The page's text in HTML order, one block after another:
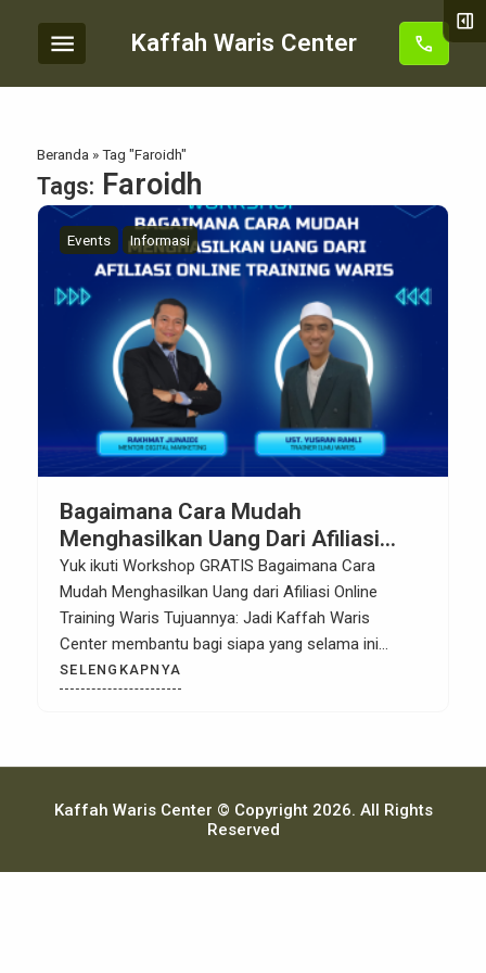
menu Kaffah Waris Center call
Beranda »Tag "Faroidh"
Tags: Faroidh
Events Informasi
Bagaimana Cara Mudah
Menghasilkan Uang Dari Afiliasi
Online Training Waris
Yuk ikuti Workshop GRATIS Bagaimana Cara
Mudah Menghasilkan Uang dari Afiliasi Online
Training Waris Tujuannya: Jadi Kaffah Waris
Center membantu bagi siapa yang selama ini
kesulitan untuk ikut belajar waris karena berbayar
maka ini ada solusinya agar bisa ikut Training Waris
mengikuti Program […]
SELENGKAPNYA
right_panel_open
Kaffah Waris Center © Copyright 2026. All Rights
Reserved